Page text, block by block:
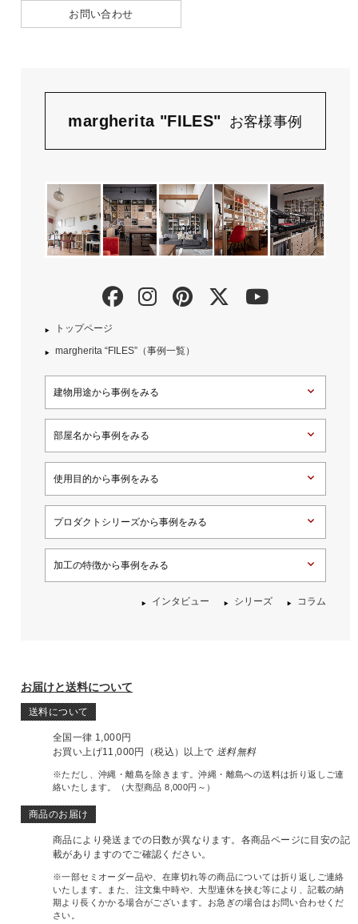
お問い合わせ
margherita "FILES" お客様事例
トップページ
margherita “FILES”（事例一覧）
建物用途から事例をみる
部屋名から事例をみる
使用目的から事例をみる
プロダクトシリーズから事例をみる
加工の特徴から事例をみる
インタビュー シリーズ コラム
お届けと送料について
送料について
全国一律 1,000円
お買い上げ11,000円（税込）以上で 送料無料
※ただし、沖縄・離島を除きます。沖縄・離島への送料は折り返しご連
絡いたします。（大型商品 8,000円～）
商品のお届け
商品により発送までの日数が異なります。各商品ページに目安の記
載がありますのでご確認ください。
※一部セミオーダー品や、在庫切れ等の商品については折り返しご連絡
いたします。また、注文集中時や、大型連休を挟む等により、記載の納
期より長くかかる場合がございます。お急ぎの場合はお問い合わせくだ
さい。